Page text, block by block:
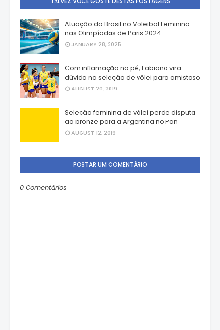
Atuação do Brasil no Voleibol Feminino
nas Olimpíadas de Paris 2024
JANUARY 28, 2025
Com inflamação no pé, Fabiana vira
dúvida na seleção de vôlei para amistoso
AUGUST 20, 2019
Seleção feminina de vôlei perde disputa
do bronze para a Argentina no Pan
AUGUST 12, 2019
POSTAR UM COMENTÁRIO
0 Comentários